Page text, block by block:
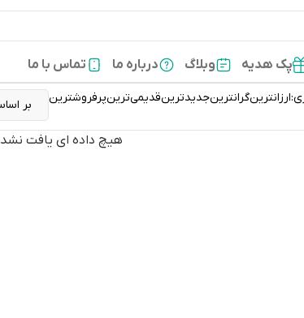
پک هدیه وبلاگ درباره ما تماس با ما
ارزانترینگرانترینجدیدترینقدیمی‌ترینپرفروشترین
هیچ داده ای یافت نشد